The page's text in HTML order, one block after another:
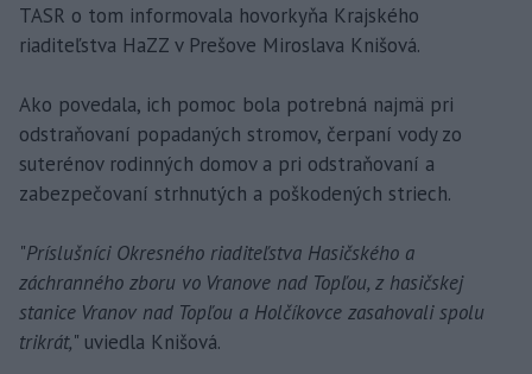
TASR o tom informovala hovorkyňa Krajského
riaditeľstva HaZZ v Prešove Miroslava Knišová.
Ako povedala, ich pomoc bola potrebná najmä pri
odstraňovaní popadaných stromov, čerpaní vody zo
suterénov rodinných domov a pri odstraňovaní a
zabezpečovaní strhnutých a poškodených striech.
"Príslušníci Okresného riaditeľstva Hasičského a
záchranného zboru vo Vranove nad Topľou, z hasičskej
stanice Vranov nad Topľou a Holčíkovce zasahovali spolu
trikrát," uviedla Knišová.